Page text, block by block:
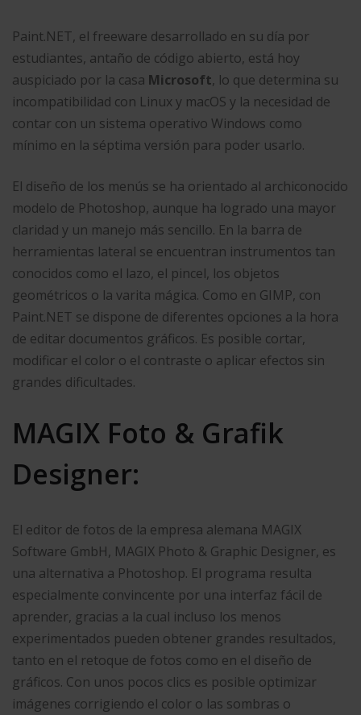
Paint.NET, el freeware desarrollado en su día por
estudiantes, antaño de código abierto, está hoy
auspiciado por la casa Microsoft, lo que determina su
incompatibilidad con Linux y macOS y la necesidad de
contar con un sistema operativo Windows como
mínimo en la séptima versión para poder usarlo.
El diseño de los menús se ha orientado al archiconocido
modelo de Photoshop, aunque ha logrado una mayor
claridad y un manejo más sencillo. En la barra de
herramientas lateral se encuentran instrumentos tan
conocidos como el lazo, el pincel, los objetos
geométricos o la varita mágica. Como en GIMP, con
Paint.NET se dispone de diferentes opciones a la hora
de editar documentos gráficos. Es posible cortar,
modificar el color o el contraste o aplicar efectos sin
grandes dificultades.
MAGIX Foto & Grafik
Designer:
El editor de fotos de la empresa alemana MAGIX
Software GmbH, MAGIX Photo & Graphic Designer, es
una alternativa a Photoshop. El programa resulta
especialmente convincente por una interfaz fácil de
aprender, gracias a la cual incluso los menos
experimentados pueden obtener grandes resultados,
tanto en el retoque de fotos como en el diseño de
gráficos. Con unos pocos clics es posible optimizar
imágenes corrigiendo el color o las sombras o